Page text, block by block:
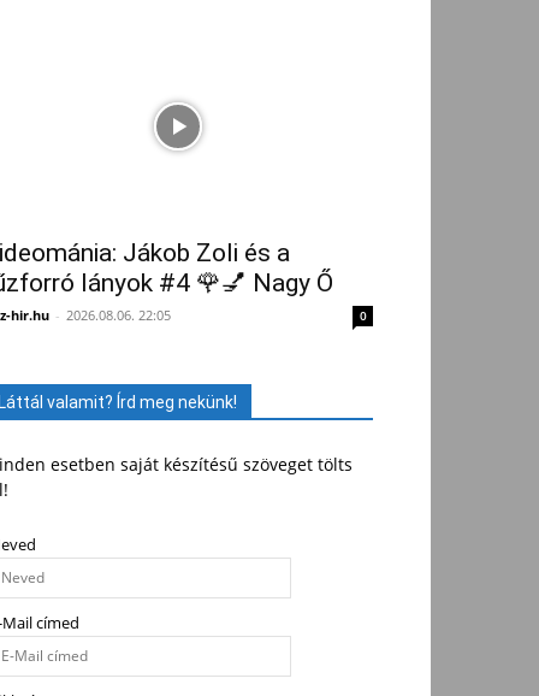
Jákob Zoli és a
lányok #4 🌹💅 Nagy Ő
hir.hu - 2026.08.06. 22:05 0
valamit? Írd meg nekünk!
esetben saját készítésű szöveget tölts
Mail címed